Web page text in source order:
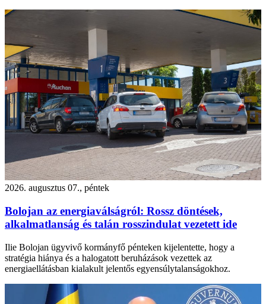
2026. augusztus 07., péntek
Bolojan az energiaválságról: Rossz döntések,
alkalmatlanság és talán rosszindulat vezetett ide
Ilie Bolojan ügyvivő kormányfő pénteken kijelentette, hogy a
stratégia hiánya és a halogatott beruházások vezettek az
energiaellátásban kialakult jelentős egyensúlytalanságokhoz.